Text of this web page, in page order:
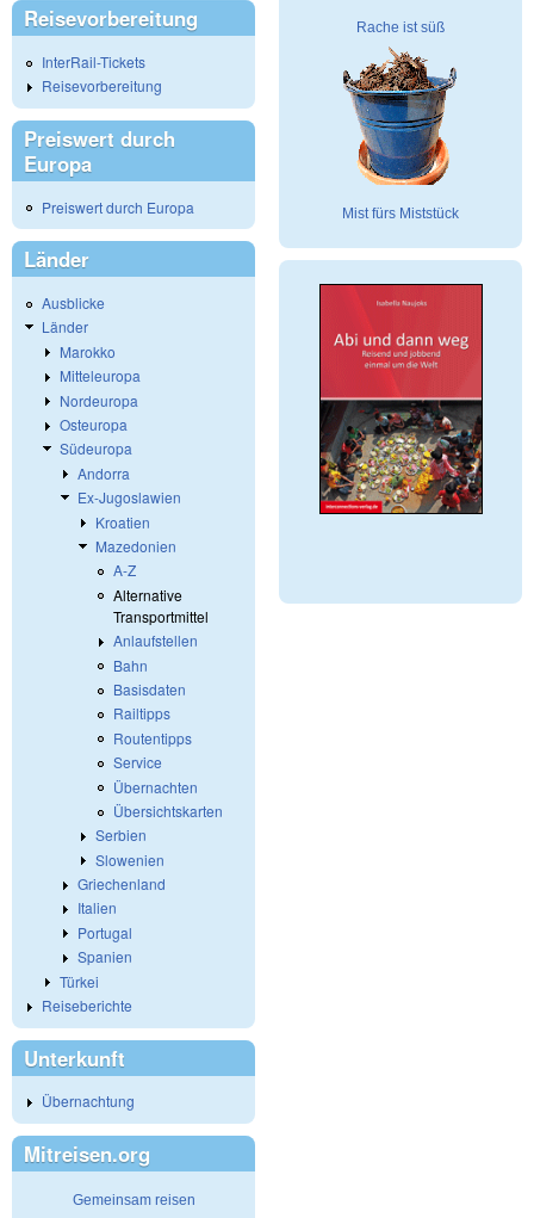
Reisevorbereitung
InterRail-Tickets
Reisevorbereitung
Preiswert durch
Europa
Preiswert durch Europa
Länder
Ausblicke
Länder
Marokko
Mitteleuropa
Nordeuropa
Osteuropa
Südeuropa
Andorra
Ex-Jugoslawien
Kroatien
Mazedonien
A-Z
Alternative
Transportmittel
Anlaufstellen
Bahn
Basisdaten
Railtipps
Routentipps
Service
Übernachten
Übersichtskarten
Serbien
Slowenien
Griechenland
Italien
Portugal
Spanien
Türkei
Reiseberichte
Unterkunft
Übernachtung
Mitreisen.org
Gemeinsam reisen
Rache ist süß
Mist fürs Miststück